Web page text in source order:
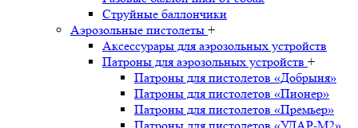
Струйные баллончики
Аэрозольные пистолеты +
Аксессурары для аэрозольных устройств
Патроны для аэрозольных устройств +
Патроны для пистолетов «Добрыня»
Патроны для пистолетов «Пионер»
Патроны для пистолетов «Премьер»
Патроны для пистолетов «УДАР-M2»